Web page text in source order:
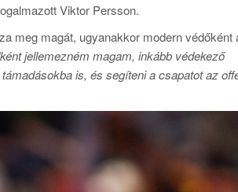
Viktor Persson.
meg magát, ugyanakkor modern védőként
jellemezném magam, inkább védekező
is, és segíteni a csapatot az